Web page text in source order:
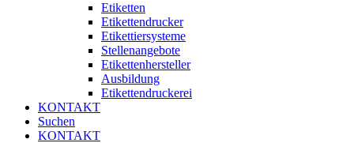
Etiketten
Etikettendrucker
Etikettiersysteme
Stellenangebote
Etikettenhersteller
Ausbildung
Etikettendruckerei
KONTAKT
Suchen
KONTAKT